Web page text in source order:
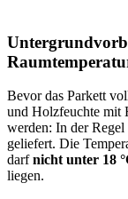
Bevor das Parkett
und Holzfeuchte mit
werden: In der
geliefert. Die
darfnicht unter 18
liegen.